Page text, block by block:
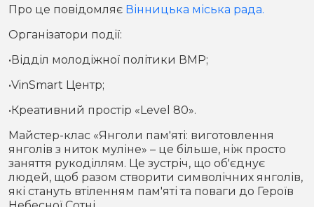
Спорт
Про це повідомляє Вінницька міська рада.
Організатори події:
•Відділ молодіжної політики ВМР;
•VinSmart Центр;
•Креативний простір «Level 80».
Майстер-клас «Янголи пам'яті: виготовлення
янголів з ниток муліне» – це більше, ніж просто
заняття рукоділлям. Це зустріч, що об'єднує
людей, щоб разом створити символічних янголів,
які стануть втіленням пам'яті та поваги до Героїв